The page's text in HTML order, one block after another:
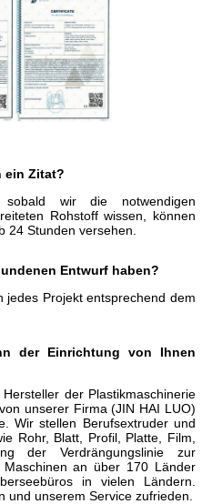
ein Zitat?
wir die notwendigen
Rohstoff wissen, können
24 Stunden versehen.
Entwurf haben?
Projekt entsprechend dem
der Einrichtung von Ihnen
der Plastikmaschinerie
unserer Firma (JIN HAI LUO)
Wir stellen Berufsextruder und
Rohr, Blatt, Profil, Platte, Film,
der Verdrängungslinie zur
an über 170 Länder
in vielen Ländern.
und unserem Service zufrieden.